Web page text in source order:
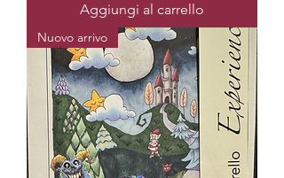
Aggiungi al carrello
Nuovo arrivo